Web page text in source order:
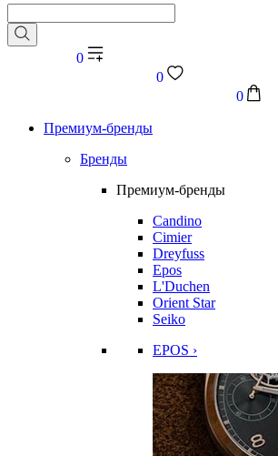
0
0
0
Премиум-бренды
Бренды
Премиум-бренды
Candino
Cimier
Dreyfuss
Epos
L'Duchen
Orient Star
Seiko
EPOS ›